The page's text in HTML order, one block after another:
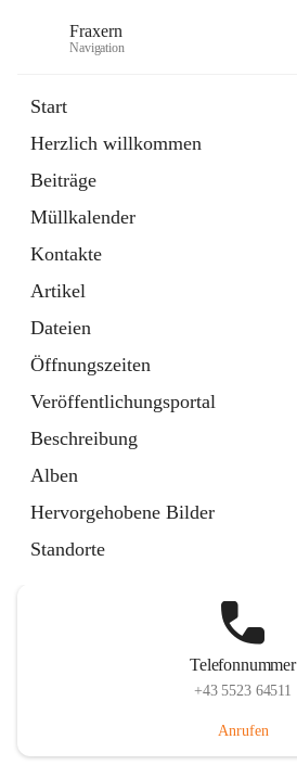
Fraxern
Navigation
Start
Herzlich willkommen
Beiträge
Müllkalender
Kontakte
Artikel
Dateien
Öffnungszeiten
Veröffentlichungsportal
Beschreibung
Alben
Hervorgehobene Bilder
Standorte
Ordner
in
Tab
Formulare
Artikel
öffnet
in
neuem
Tab
Telefonnummer
+43 5523 64511
Anrufen